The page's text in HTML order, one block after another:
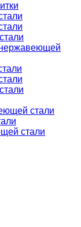
стали
стали